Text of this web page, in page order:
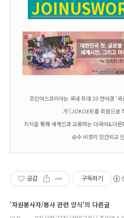
조인어스코리아는 국내 최대 20 언어권 ‘
가’(JOKOER)를 회원으로
지식을 통해 세계인과 교류하는 다국어&다
순수 비영리 민간외교
공감 구독하기
'자원봉사자/봉사 관련 양식'의 다른글